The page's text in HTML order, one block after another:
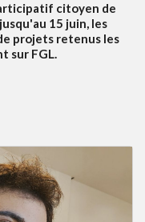
citoyen de
15 juin, les
projets retenus les
sur FGL.